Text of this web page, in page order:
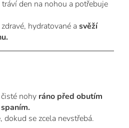
den na nohou a potřebuje
hydratované a svěží
nohy ráno před obutím
dokud se zcela nevstřebá.